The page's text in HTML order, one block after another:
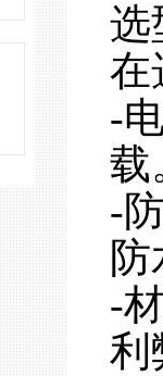
选
在
-
载
-
-
利